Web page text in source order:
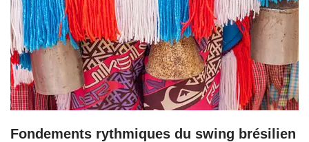
Fondements rythmiques du swing brésilien